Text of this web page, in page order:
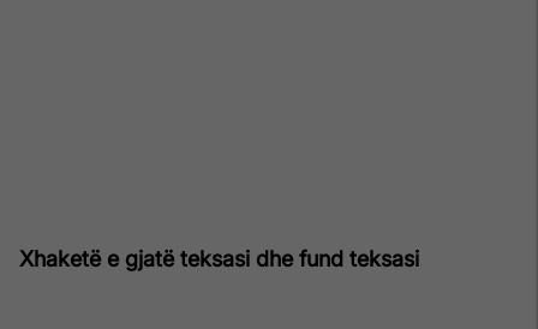
Xhaketë e gjatë teksasi dhe fund teksasi